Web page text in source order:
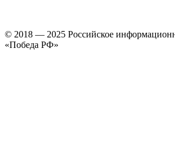
© 2018 — 2025 Российское
«Победа РФ»